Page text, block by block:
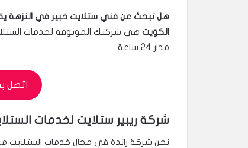
هل تبحث عن فني ستلايت خبير في النزهة
الكويت هي شركتك الموثوقة لخدمات
مدار 24 ساعة.
اتصل
شركة ريبير ستلايت لخدمات